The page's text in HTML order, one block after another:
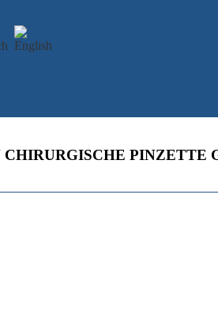
CHIRURGISCHE PINZETTE